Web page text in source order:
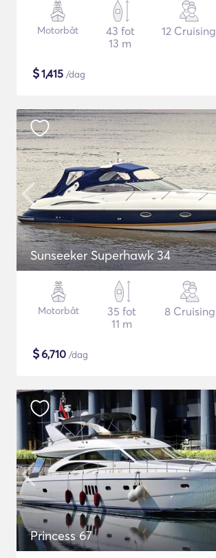
Motorbåt
43 fot
13 m
12 Cruising
$1,415 /dag
Sunseeker Superhawk 34
Motorbåt
35 fot
11 m
8 Cruising
$6,710 /dag
Princess 67